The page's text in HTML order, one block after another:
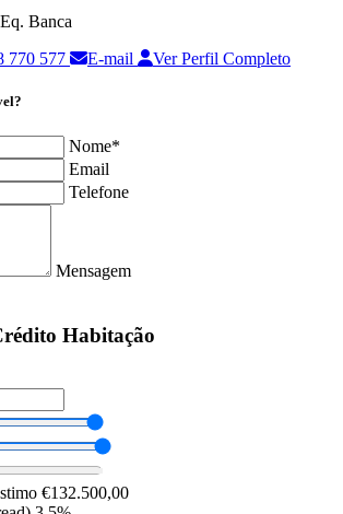
Banca
770 577 E-mail Ver Perfil Completo
Nome*
Email
Telefone
Mensagem
Habitação
€132.500,00